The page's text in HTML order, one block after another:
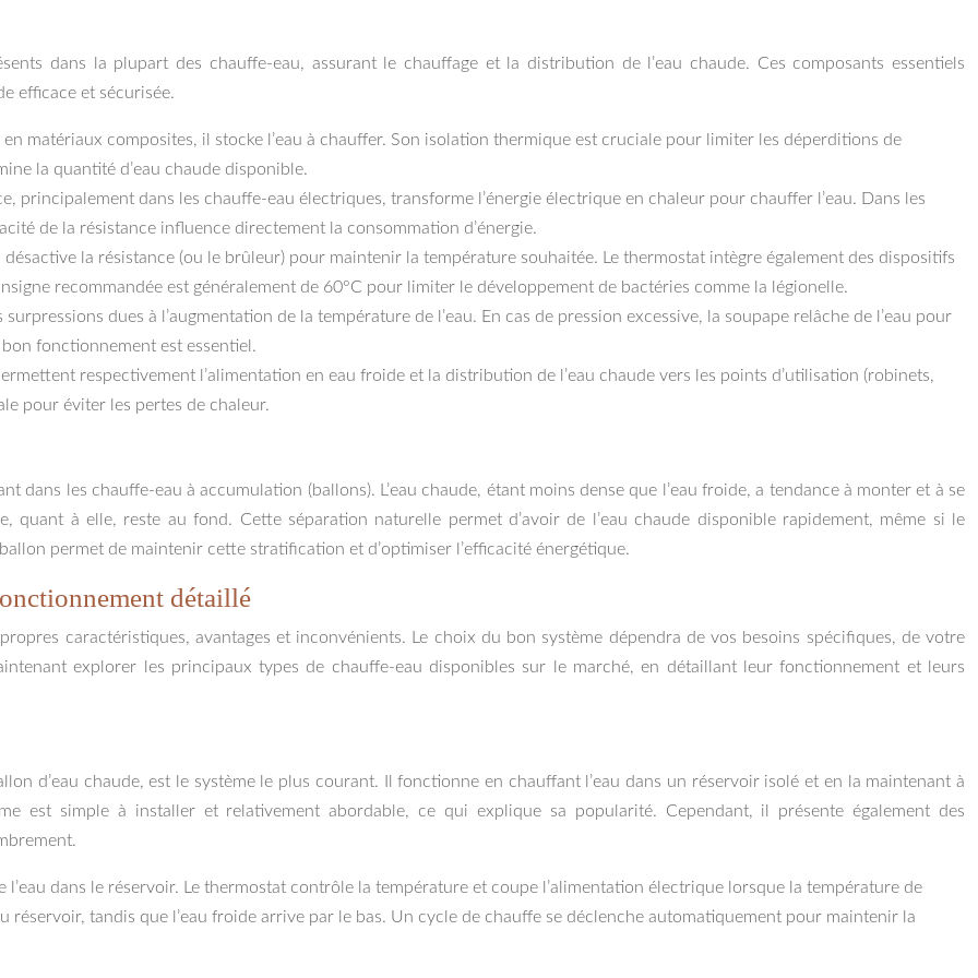
dans la plupart des chauffe-eau, assurant le chauffage et la distribution de l’eau chaude. Ces composants essentiels
efficace et sécurisée.
matériaux composites, il stocke l’eau à chauffer. Son isolation thermique est cruciale pour limiter les déperditions de
la quantité d’eau chaude disponible.
principalement dans les chauffe-eau électriques, transforme l’énergie électrique en chaleur pour chauffer l’eau. Dans les
de la résistance influence directement la consommation d’énergie.
la résistance (ou le brûleur) pour maintenir la température souhaitée. Le thermostat intègre également des dispositifs
recommandée est généralement de 60°C pour limiter le développement de bactéries comme la légionelle.
dues à l’augmentation de la température de l’eau. En cas de pression excessive, la soupape relâche de l’eau pour
fonctionnement est essentiel.
respectivement l’alimentation en eau froide et la distribution de l’eau chaude vers les points d’utilisation (robinets,
pour éviter les pertes de chaleur.
les chauffe-eau à accumulation (ballons). L’eau chaude, étant moins dense que l’eau froide, a tendance à monter et à se
quant à elle, reste au fond. Cette séparation naturelle permet d’avoir de l’eau chaude disponible rapidement, même si le
permet de maintenir cette stratification et d’optimiser l’efficacité énergétique.
détaillé
caractéristiques, avantages et inconvénients. Le choix du bon système dépendra de vos besoins spécifiques, de votre
explorer les principaux types de chauffe-eau disponibles sur le marché, en détaillant leur fonctionnement et leurs
d’eau chaude, est le système le plus courant. Il fonctionne en chauffant l’eau dans un réservoir isolé et en la maintenant à
est simple à installer et relativement abordable, ce qui explique sa popularité. Cependant, il présente également des
dans le réservoir. Le thermostat contrôle la température et coupe l’alimentation électrique lorsque la température de
réservoir, tandis que l’eau froide arrive par le bas. Un cycle de chauffe se déclenche automatiquement pour maintenir la